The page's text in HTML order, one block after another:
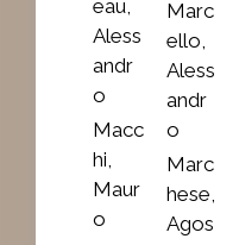
eau,
Aless
andr
o
Macc
hi,
Maur
o
Marc
ello,
Aless
andr
o
Marc
hese,
Agos